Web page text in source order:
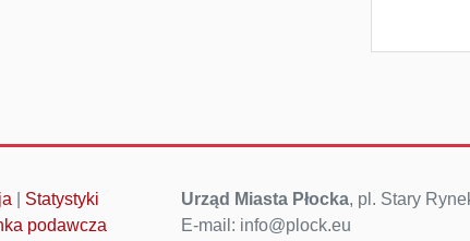
Statystyki
podawcza
Urząd Miasta Płocka, pl. Stary
E-mail: info@plock.eu